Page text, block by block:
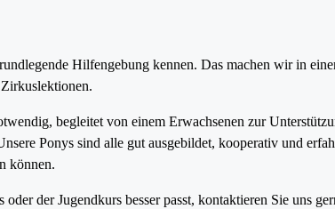
Hilfengebung kennen. Das machen wir in
begleitet von einem Erwachsenen zur
Ponys sind alle gut ausgebildet, kooperativ und
können.
der Jugendkurs besser passt, kontaktieren Sie uns